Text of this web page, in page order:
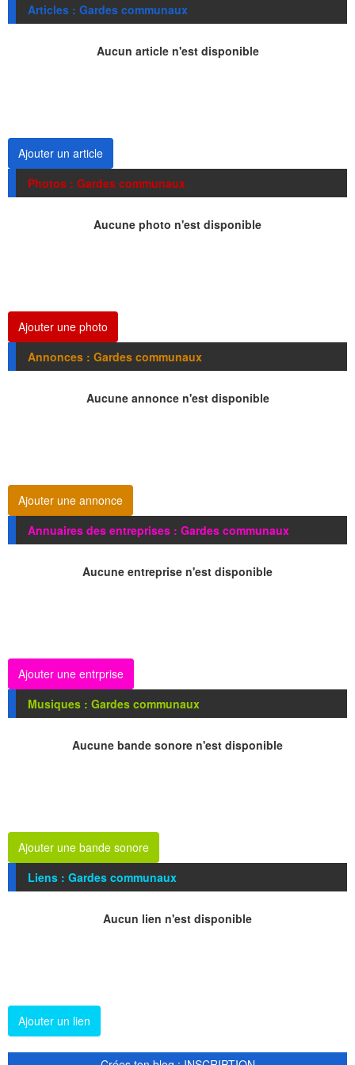
Articles : Gardes communaux
Aucun article n'est disponible
Ajouter un article
Photos : Gardes communaux
Aucune photo n'est disponible
Ajouter une photo
Annonces : Gardes communaux
Aucune annonce n'est disponible
Ajouter une annonce
Annuaires des entreprises : Gardes communaux
Aucune entreprise n'est disponible
Ajouter une entrprise
Musiques : Gardes communaux
Aucune bande sonore n'est disponible
Ajouter une bande sonore
Liens : Gardes communaux
Aucun lien n'est disponible
Ajouter un lien